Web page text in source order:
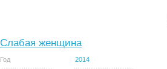
Слабая женщина
Год 2014